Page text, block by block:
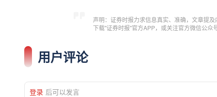
声明：证券时报力求信息真实、准确，文章提
下载"证券时报"官方APP，或关注官方微信公
用户评论
登录 后可以发言